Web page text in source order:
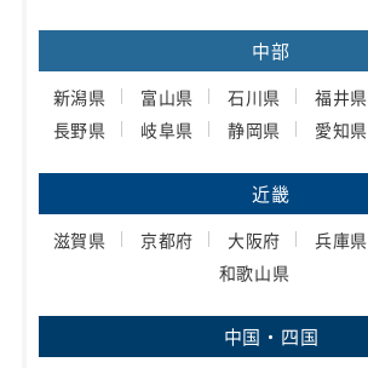
中部
新潟県 富山県 石川県 福井県
長野県
岐阜県 静岡県 愛知県
近畿
滋賀県 京都府 大阪府 兵庫県
和歌山県
中国・四国